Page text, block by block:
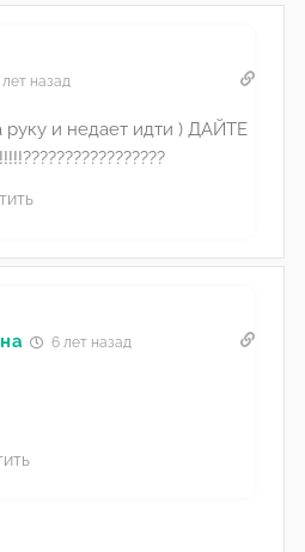
назад
руку и недает идти ) ДАЙТЕ
6 лет назад